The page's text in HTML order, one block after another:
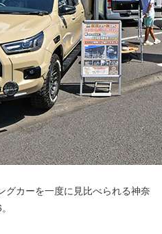
グカーを一度に見比べられる神奈